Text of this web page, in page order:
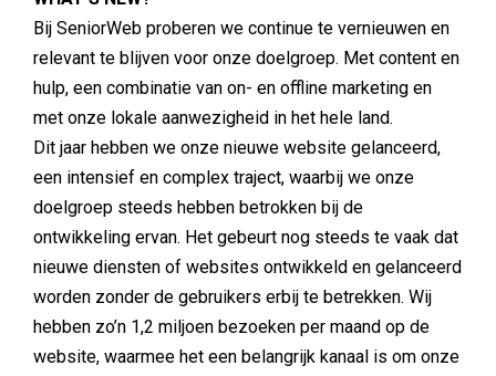
Bij SeniorWeb proberen we continue te vernieuwen en
relevant te blijven voor onze doelgroep. Met content en
hulp, een combinatie van on- en offline marketing en
met onze lokale aanwezigheid in het hele land.
Dit jaar hebben we onze nieuwe website gelanceerd,
een intensief en complex traject, waarbij we onze
doelgroep steeds hebben betrokken bij de
ontwikkeling ervan. Het gebeurt nog steeds te vaak dat
nieuwe diensten of websites ontwikkeld en gelanceerd
worden zonder de gebruikers erbij te betrekken. Wij
hebben zo’n 1,2 miljoen bezoeken per maand op de
website, waarmee het een belangrijk kanaal is om onze